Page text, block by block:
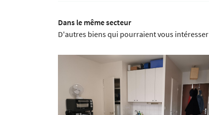
Dans le même secteur
D'autres biens qui pourraient vous intéresser